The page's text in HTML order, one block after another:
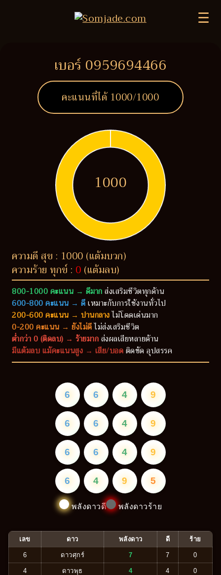
☰
เบอร์ 0959694466
คะแนนที่ได้ 1000/1000
1000
ความดี สุข : 1000 (แต้มบวก)
ความร้าย ทุกข์ : 0 (แต้มลบ)
800-1000 คะแนน → ดีมากส่งเสริมชีวิตทุกด้าน
600-800 คะแนน → ดีเหมาะกับการใช้งานทั่วไป
200-600 คะแนน → ปานกลางไม่โดดเด่นมาก
0-200 คะแนน → ยังไม่ดีไม่ส่งเสริมชีวิต
ต่ำกว่า 0 (ติดลบ) → ร้ายมากส่งผลเสียหลายด้าน
มีแต้มลบ แม้คะแนนสูง → เสีย/บอดติดขัด อุปสรรค
6 6 4 9
6 6 4 9
6 6 4 9
6 4 9 5
พลังดาวดี พลังดาวร้าย
เลข ดาว พลังดาว ดี ร้าย
6 ดาวศุกร์ 7 7 0
4 ดาวพุธ 4 4 0